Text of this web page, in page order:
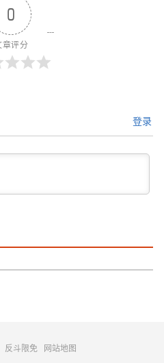
0
章评分
登录
反斗限免 网站地图